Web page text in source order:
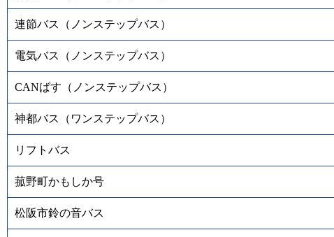
連節バス（ノンステップバス）
電気バス（ノンステップバス）
CANばす（ノンステップバス）
神都バス（ワンステップバス）
リフトバス
菰野町かもしか号
松阪市鈴の音バス